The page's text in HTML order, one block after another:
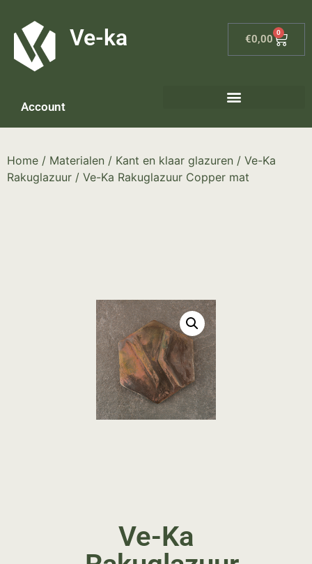
Ve-ka €0,00
0
Account
Home / Materialen / Kant en klaar glazuren / Ve-Ka
Rakuglazuur / Ve-Ka Rakuglazuur Copper mat
Ve-Ka